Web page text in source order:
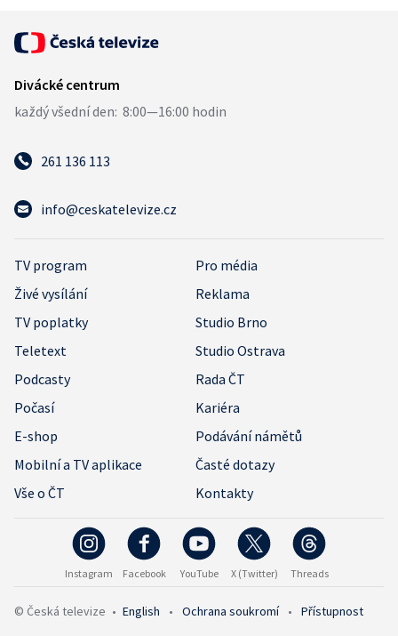
261 136 113
info@ceskatelevize.cz
TV program
Pro média
Živé vysílání
Reklama
TV poplatky
Studio Brno
Teletext
Studio Ostrava
Podcasty
Rada ČT
Počasí
Kariéra
E-shop
Podávání námětů
Mobilní a TV aplikace
Časté dotazy
Vše o ČT
Kontakty
Instagram Facebook YouTube X (Twitter) Threads
© Česká televize • English • Ochrana soukromí • Přístupnost